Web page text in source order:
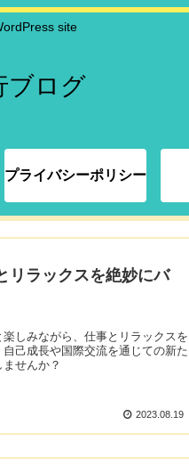
site
ブログ
プライバシーポリシー
リラックスを絶妙にバ
しみながら、仕事とリラックスを
己成長や国際交流を通じての新た
せんか？
2023.08.19